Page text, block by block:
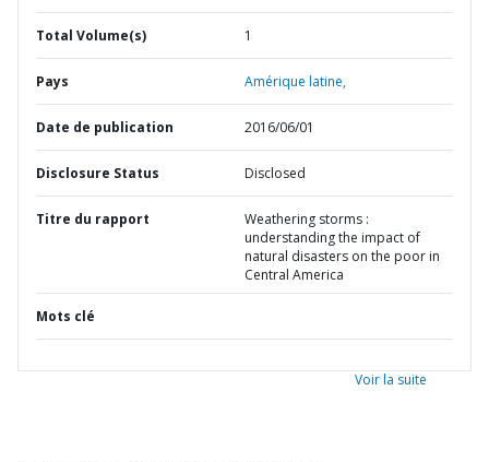
Total Volume(s) 1
Pays Amérique latine,
Date de publication 2016/06/01
Disclosure Status Disclosed
Titre du rapport
Weathering storms :
understanding the impact of
natural disasters on the poor in
Central America
Mots clé
Voir la suite